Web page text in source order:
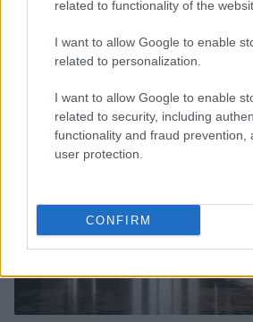
related to functionality of the
I want to allow Google to enable
related to personalization.
I want to allow Google to enable
related to security, including
functionality and fraud prevention,
user protection.
CONFIRM
Francesca Spadaro · 7 Ago 2026